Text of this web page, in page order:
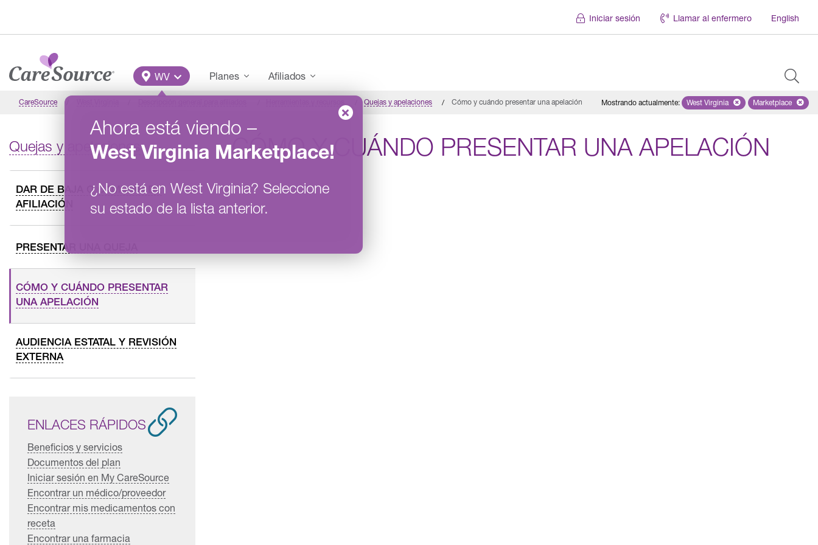
Iniciar sesión Llamar al enfermero English
Main Menu
WV
Ahora está viendo –
West Virginia Marketplace!
¿No está en West Virginia? Seleccione
su estado de la lista anterior.
Planes Afiliados
CareSource Quejas y apelaciones Cómo y cuándo presentar una apelación Mostrando actualmente: Remove selected state 'West
West Virginia Remove
Marketplace
Quejas y apelaciones
DAR DE BAJA O CAMBIAR DE
AFILIACIÓN
PRESENTAR UNA QUEJA
CÓMO Y CUÁNDO PRESENTAR
UNA APELACIÓN
AUDIENCIA ESTATAL Y REVISIÓN
EXTERNA
ENLACES RÁPIDOS
Beneficios y servicios
Documentos del plan
Iniciar sesión en My CareSource
Encontrar un médico/proveedor
Encontrar mis medicamentos con
receta
Encontrar una farmacia
CÓMO Y CUÁNDO PRESENTAR UNA APELACIÓN